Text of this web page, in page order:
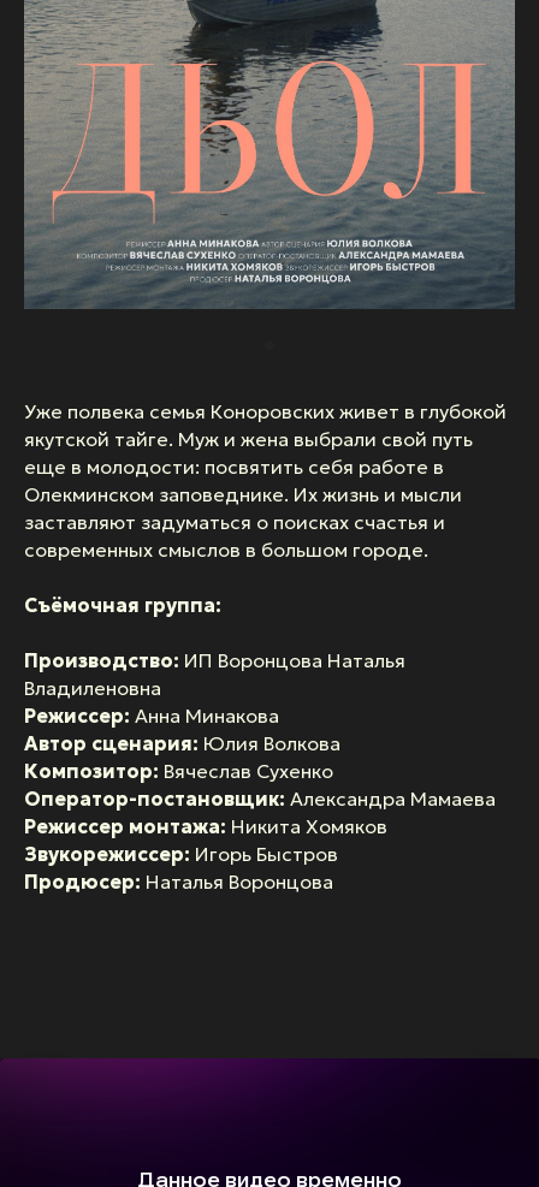
Уже полвека семья Коноровских живет в глубокой
якутской тайге. Муж и жена выбрали свой путь
еще в молодости: посвятить себя работе в
Олекминском заповеднике. Их жизнь и мысли
заставляют задуматься о поисках счастья и
современных смыслов в большом городе.
Съёмочная группа:
Производство: ИП Воронцова Наталья
Владиленовна
Режиссер: Анна Минакова
Автор сценария: Юлия Волкова
Композитор: Вячеслав Сухенко
Оператор-постановщик: Александра Мамаева
Режиссер монтажа: Никита Хомяков
Звукорежиссер: Игорь Быстров
Продюсер: Наталья Воронцова